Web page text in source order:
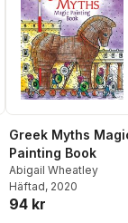
Greek Myths
Painting Book
Abigail Wheatley
Häftad, 2020
94 kr